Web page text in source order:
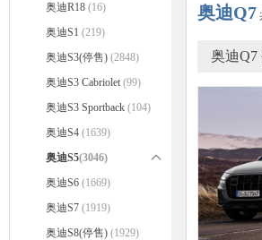
奥迪R18 (16)
奥迪S1 (219)
奥迪S3(停售) (2848)
奥迪S3 Cabriolet (99)
奥迪S3 Sportback (104)
奥迪S4 (1639)
奥迪S5(3046)
奥迪S5(1352)
奥迪S5 Coupe
奥迪S5 Cabriolet(1150)
奥迪S6 (1669)
奥迪S7 (1919)
奥迪S8(停售) (1929)
奥迪Q7
奥迪Q7